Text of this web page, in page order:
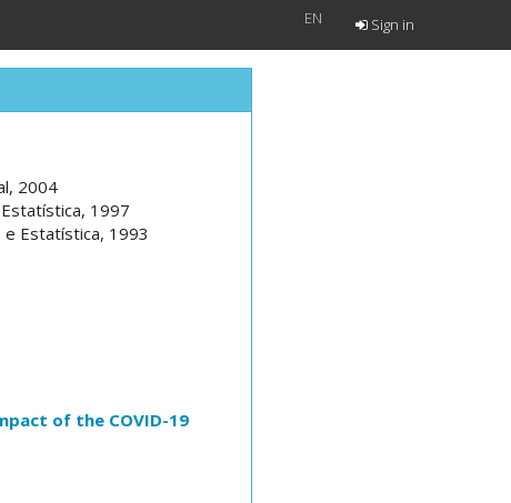
EN Sign in
2004
1997
e Estatística, 1993
of the COVID-19